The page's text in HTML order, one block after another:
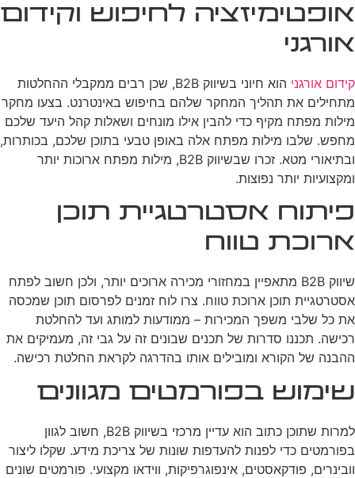
אופטימיזציה לחיפוש וקידום
אורגני
קידום אורגני
הוא חיוני בשיווק B2B, שכן רבים ממקבלי ההחלטות
מתחילים את תהליך המחקר שלהם בחיפוש באינטרנט. בצעו מחקר
מילות מפתח מקיף כדי להבין אילו מונחים ושאלות קהל היעד שלכם
מחפש. שלבו מילות מפתח אלה באופן טבעי בתוכן שלכם, בכותרות,
ובתיאורי מטא. זכרו שבשיווק B2B, מילות מפתח ארוכות יותר
ומקצועיות יותר נפוצות.
פיתוח אסטרטגיית תוכן
ארוכת טווח
שיווק B2B מתאפיין במחזורי מכירה ארוכים יותר, ולכן חשוב לפתח
אסטרטגיית תוכן ארוכת טווח. צרו לוח זמנים לפרסום תוכן שמכסה
את כל שלבי משפך המכירות – ממודעות למותג ועד להחלטת
רכישה. תכננו סדרות של תכנים שבונים זה על גבי זה, מעמיקים את
ההבנה של הקורא ומובילים אותו בהדרגה לקראת החלטת רכישה.
שימוש בפורמטים מגוונים
למרות שתוכן כתוב הוא עדיין מרכזי בשיווק B2B, חשוב לגוון
בפורמטים כדי לפנות להעדפות שונות של צריכת מידע. שקלו ליצור
וובינרים, פודקאסטים, אינפוגרפיקות, ווידאו מקצועי. פורמטים שונים